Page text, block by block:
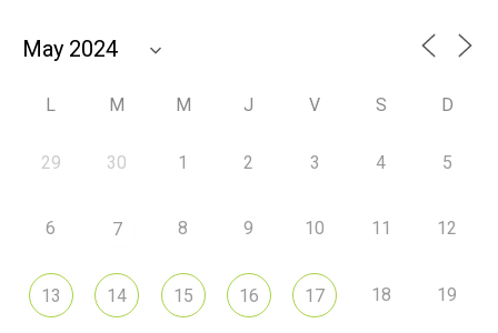
L M M J V S D
29 30 1 2 3 4 5
6 7 8 9 10 11 12
13 14 15 16 17 18 19